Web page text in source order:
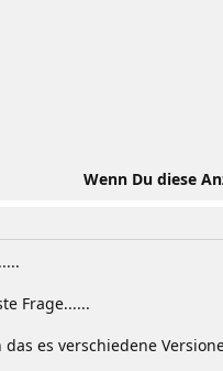
Wenn Du diese
Frage......
es verschiedene